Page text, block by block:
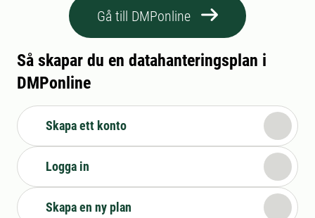
Gå till DMPonline
Så skapar du en datahanteringsplan i
DMPonline
Skapa ett konto
Logga in
Skapa en ny plan